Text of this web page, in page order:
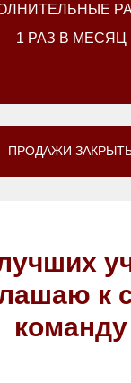
1 РАЗ В МЕСЯЦ
ПРОДАЖИ
к
команду